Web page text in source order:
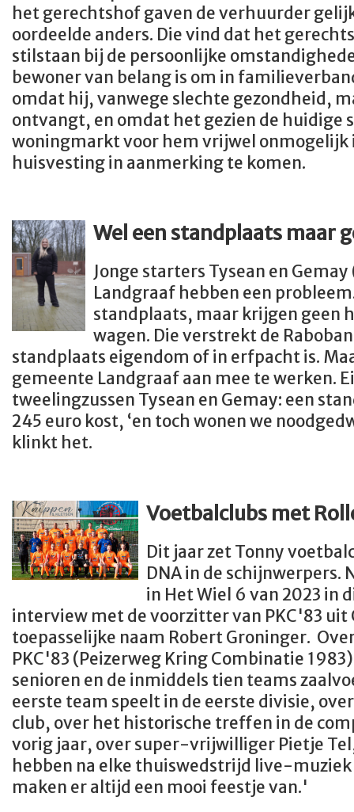
het gerechtshof gaven de verhuurder
oordeelde anders. Die vind dat het
stilstaan bij de persoonlijke
bewoner van belang is om in
omdat hij, vanwege slechte gezondheid,
ontvangt, en omdat het gezien de huidige
woningmarkt voor hem vrijwel onmogelijk
huisvesting in aanmerking te komen.
Wel een standplaats maar
Jonge starters Tysean en
Landgraaf hebben een
standplaats, maar krijgen geen
wagen. Die verstrekt de
standplaats eigendom of in erfpacht is.
gemeente Landgraaf aan mee te werken.
tweelingzussen Tysean en Gemay: een
245 euro kost, ‘en toch wonen we
klinkt het.
Voetbalclubs met
Dit jaar zet Tonny
DNA in de schijnwerpers.
in Het Wiel 6 van 2023 in
interview met de voorzitter van PKC'83 uit
toepasselijke naam Robert Groninger.
PKC'83 (Peizerweg Kring Combinatie
senioren en de inmiddels tien teams
eerste team speelt in de eerste divisie,
club, over het historische treffen in de
vorig jaar, over super-vrijwilliger Pietje
hebben na elke thuiswedstrijd live-muziek
maken er altijd een mooi feestje van.'